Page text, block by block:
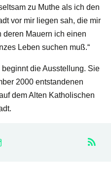
zu Muthe als ich den
vor mir liegen sah, die mir
Mauern ich einen
Leben suchen muß.“
die Ausstellung. Sie
2000 entstandenen
dem Alten Katholischen